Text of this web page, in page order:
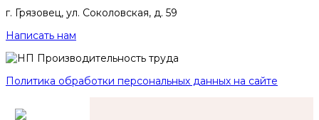
г. Грязовец, ул. Соколовская, д. 59
Написать нам
Политика обработки персональных данных на сайте